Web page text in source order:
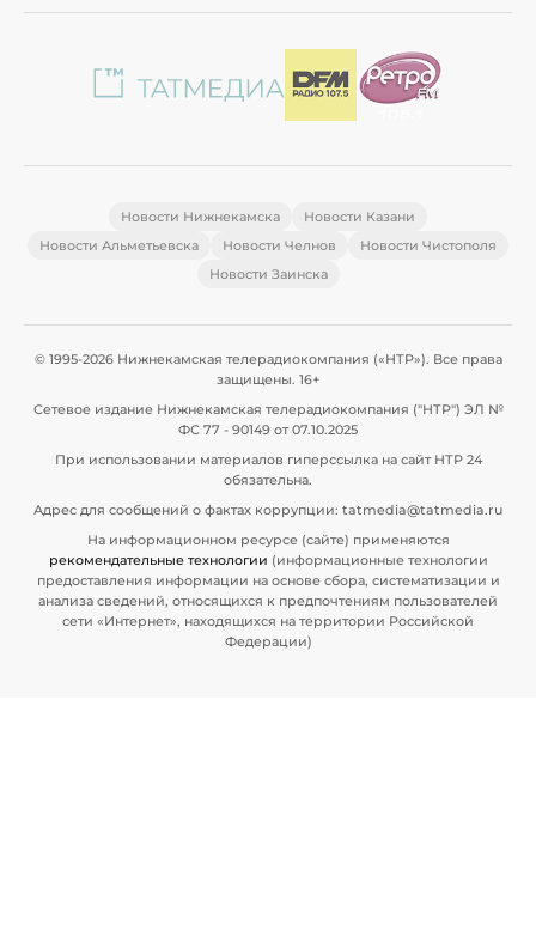
Новости Нижнекамска
Новости Казани
Новости Альметьевска
Новости Челнов
Новости Чистополя
Новости Заинска
© 1995-2026 Нижнекамская телерадиокомпания («НТР»). Все права
защищены. 16+
Сетевое издание Нижнекамская телерадиокомпания ("НТР") ЭЛ №
ФС 77 - 90149 от 07.10.2025
При использовании материалов гиперссылка на сайт НТР 24
обязательна.
Адрес для сообщений о фактах коррупции: tatmedia@tatmedia.ru
На информационном ресурсе (сайте) применяются
рекомендательные технологии (информационные технологии
предоставления информации на основе сбора, систематизации и
анализа сведений, относящихся к предпочтениям пользователей
сети «Интернет», находящихся на территории Российской
Федерации)